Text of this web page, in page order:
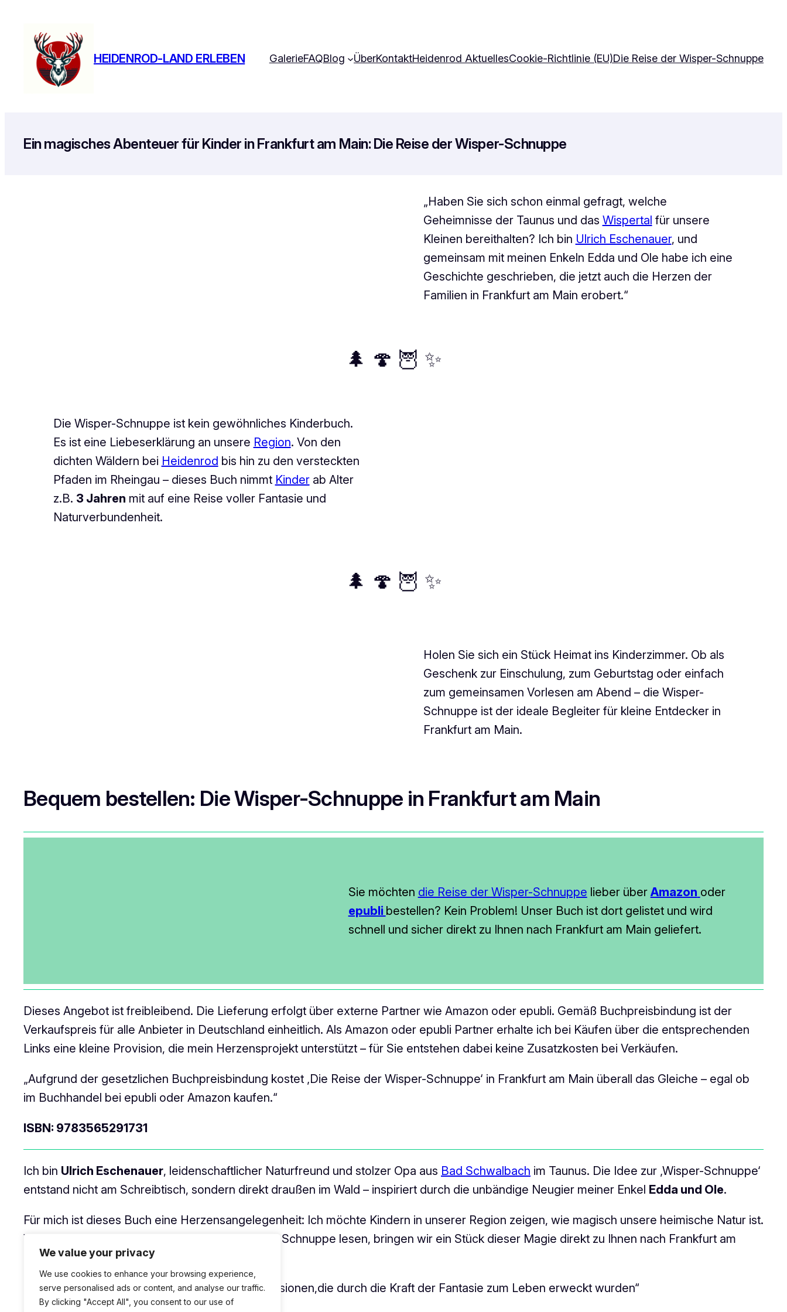
We value your privacy
We use cookies to enhance your browsing experience,
serve personalised ads or content, and analyse our traffic.
By clicking "Accept All", you consent to our use of
springen
HEIDENROD-LAND ERLEBEN GalerieFAQBlog ÜberKontaktHeidenrod AktuellesCookie-Richtlinie (EU)Die Reise der Wisper-Schnuppe
Ein magisches Abenteuer für Kinder in Frankfurt am Main: Die Reise der Wisper-Schnuppe
„Haben Sie sich schon einmal gefragt, welche
Geheimnisse der Taunus und das Wispertal für unsere
Kleinen bereithalten? Ich bin Ulrich Eschenauer, und
gemeinsam mit meinen Enkeln Edda und Ole habe ich eine
Geschichte geschrieben, die jetzt auch die Herzen der
Familien in Frankfurt am Main erobert.“
🌲 🍄 🦉 ✨
Die Wisper-Schnuppe ist kein gewöhnliches Kinderbuch.
Es ist eine Liebeserklärung an unsere Region. Von den
dichten Wäldern bei Heidenrod bis hin zu den versteckten
Pfaden im Rheingau – dieses Buch nimmt Kinderab Alter
z.B. 3 Jahren mit auf eine Reise voller Fantasie und
Naturverbundenheit.
🌲 🍄 🦉 ✨
Holen Sie sich ein Stück Heimat ins Kinderzimmer. Ob als
Geschenk zur Einschulung, zum Geburtstag oder einfach
zum gemeinsamen Vorlesen am Abend – die Wisper-
Schnuppe ist der ideale Begleiter für kleine Entdecker in
Frankfurt am Main.
Bequem bestellen: Die Wisper-Schnuppe in Frankfurt am Main
Sie möchten die Reise der Wisper-Schnuppe lieber über Amazon oder
epubli bestellen? Kein Problem! Unser Buch ist dort gelistet und wird
schnell und sicher direkt zu Ihnen nach Frankfurt am Main geliefert.
Dieses Angebot ist freibleibend. Die Lieferung erfolgt über externe Partner wie Amazon oder epubli. Gemäß Buchpreisbindung ist der
Verkaufspreis für alle Anbieter in Deutschland einheitlich. Als Amazon oder epubli Partner erhalte ich bei Käufen über die entsprechenden
Links eine kleine Provision, die mein Herzensprojekt unterstützt – für Sie entstehen dabei keine Zusatzkosten bei Verkäufen.
„Aufgrund der gesetzlichen Buchpreisbindung kostet ‚Die Reise der Wisper-Schnuppe‘ in Frankfurt am Main überall das Gleiche – egal ob
im Buchhandel bei epubli oder Amazon kaufen.“
ISBN: 9783565291731
Ich bin Ulrich Eschenauer, leidenschaftlicher Naturfreund und stolzer Opa aus Bad Schwalbach im Taunus. Die Idee zur ‚Wisper-Schnuppe‘
entstand nicht am Schreibtisch, sondern direkt draußen im Wald – inspiriert durch die unbändige Neugier meiner Enkel Edda und Ole.
Für mich ist dieses Buch eine Herzensangelegenheit: Ich möchte Kindern in unserer Region zeigen, wie magisch unsere heimische Natur ist.
Wenn wir gemeinsam die Abenteuer der Wisper-Schnuppe lesen, bringen wir ein Stück dieser Magie direkt zu Ihnen nach Frankfurt am
Main ins Wohnzimmer.“
„Die Bilder im Buch sind meine fotografischen Visionen,die durch die Kraft der Fantasie zum Leben erweckt wurden“